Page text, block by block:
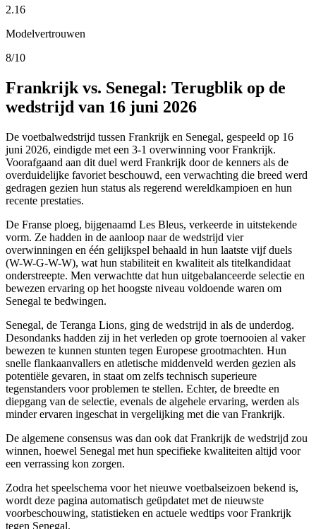
2.16
Modelvertrouwen
8/10
Frankrijk vs. Senegal: Terugblik op de
wedstrijd van 16 juni 2026
De voetbalwedstrijd tussen Frankrijk en Senegal, gespeeld op 16
juni 2026, eindigde met een 3-1 overwinning voor Frankrijk.
Voorafgaand aan dit duel werd Frankrijk door de kenners als de
overduidelijke favoriet beschouwd, een verwachting die breed werd
gedragen gezien hun status als regerend wereldkampioen en hun
recente prestaties.
De Franse ploeg, bijgenaamd Les Bleus, verkeerde in uitstekende
vorm. Ze hadden in de aanloop naar de wedstrijd vier
overwinningen en één gelijkspel behaald in hun laatste vijf duels
(W-W-G-W-W), wat hun stabiliteit en kwaliteit als titelkandidaat
onderstreepte. Men verwachtte dat hun uitgebalanceerde selectie en
bewezen ervaring op het hoogste niveau voldoende waren om
Senegal te bedwingen.
Senegal, de Teranga Lions, ging de wedstrijd in als de underdog.
Desondanks hadden zij in het verleden op grote toernooien al vaker
bewezen te kunnen stunten tegen Europese grootmachten. Hun
snelle flankaanvallers en atletische middenveld werden gezien als
potentiële gevaren, in staat om zelfs technisch superieure
tegenstanders voor problemen te stellen. Echter, de breedte en
diepgang van de selectie, evenals de algehele ervaring, werden als
minder ervaren ingeschat in vergelijking met die van Frankrijk.
De algemene consensus was dan ook dat Frankrijk de wedstrijd zou
winnen, hoewel Senegal met hun specifieke kwaliteiten altijd voor
een verrassing kon zorgen.
Zodra het speelschema voor het nieuwe voetbalseizoen bekend is,
wordt deze pagina automatisch geüpdatet met de nieuwste
voorbeschouwing, statistieken en actuele wedtips voor Frankrijk
tegen Senegal.